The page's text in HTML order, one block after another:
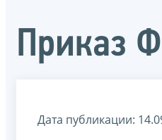
Приказ
Дата публикации: